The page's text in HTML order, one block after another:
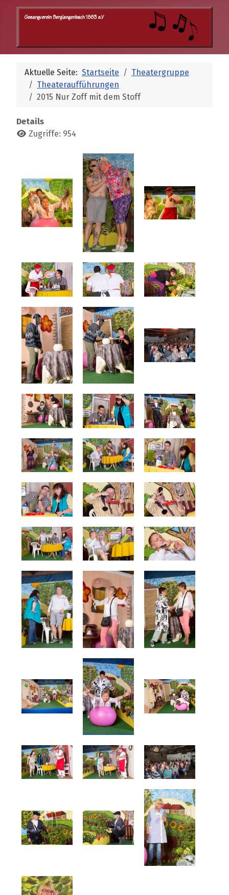
Aktuelle Seite: Startseite
Theatergruppe
Theateraufführungen
2015 Nur Zoff mit dem Stoff
Details
Zugriffe: 954